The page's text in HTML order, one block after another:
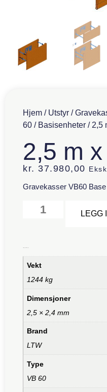
Hjem / Utstyr /
60 / Basisenheter / 2,5
2,5 m
kr. 37.980,00
Gravekasser VB60 Base
LEGG
Vekt
1244 kg
Dimensjoner
2,5 × 2,4 mm
Brand
LTW
Type
VB 60